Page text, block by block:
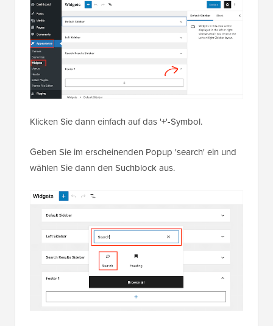
Klicken Sie dann einfach auf das '+'-Symbol.
Geben Sie im erscheinenden Popup 'search' ein und
wählen Sie dann den Suchblock aus.